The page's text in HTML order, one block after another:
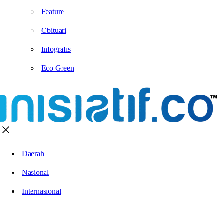
Feature
Obituari
Infografis
Eco Green
Daerah
Nasional
Internasional